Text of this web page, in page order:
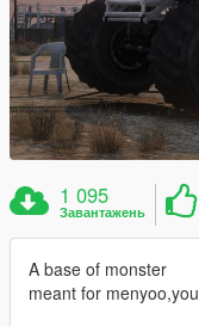
1 095
Завантажень
A base of monster
meant for